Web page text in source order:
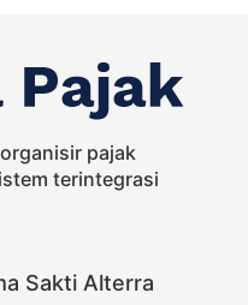
pajak
terintegrasi
Sakti Alterra